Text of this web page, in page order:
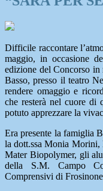
Difficile raccontare
maggio, in occasione
edizione del Concorso in
Basso, presso il teatro
rendere omaggio e
che resterà nel cuore di
potuto apprezzare la
Era presente la famiglia
la dott.ssa Monia
Mater Biopolymer, gli
della S.M. Campo
Comprensivi di